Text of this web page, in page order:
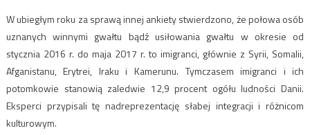
W ubiegłym roku za sprawą innej ankiety stwierdzono, że połowa osób
uznanych winnymi gwałtu bądź usiłowania gwałtu w okresie od
stycznia 2016 r. do maja 2017 r. to imigranci, głównie z Syrii, Somalii,
Afganistanu, Erytrei, Iraku i Kamerunu. Tymczasem imigranci i ich
potomkowie stanowią zaledwie 12,9 procent ogółu ludności Danii.
Eksperci przypisali tę nadreprezentację słabej integracji i różnicom
kulturowym.